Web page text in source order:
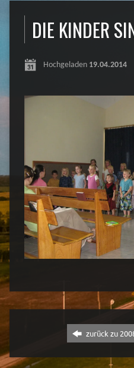
DIE KINDER
Hochgeladen 19.04.2014
zurück zu